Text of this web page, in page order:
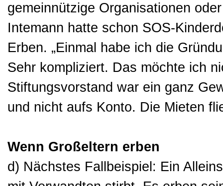
gemeinnützige Organisationen
Intemann hatte schon SOS-
Erben. „Einmal habe ich die
Sehr kompliziert. Das möchte ich
Stiftungsvorstand war ein ganz
und nicht aufs Konto. Die Mieten
Wenn Großeltern erben
d) Nächstes Fallbeispiel: Ein